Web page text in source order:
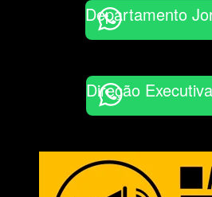
Departamento
Direção